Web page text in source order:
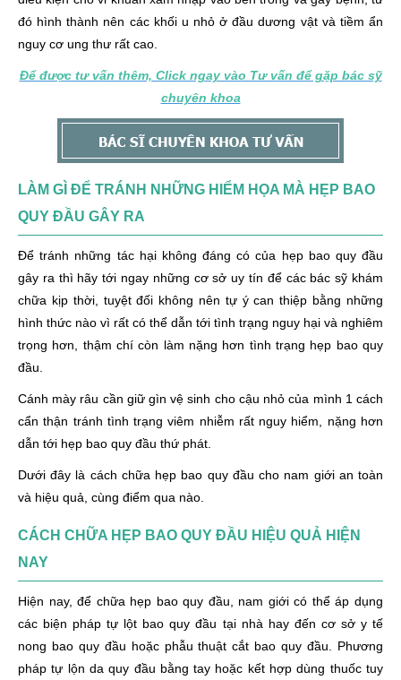
đó hình thành nên các khối u nhỏ ở đầu dương vật và tiềm ẩn
nguy cơ ung thư rất cao.
Để được tư vấn thêm, Click ngay vào Tư vấn để gặp bác sỹ
chuyên khoa
LÀM GÌ ĐỂ TRÁNH NHỮNG HIỂM HỌA MÀ HẸP BAO
QUY ĐẦU GÂY RA
Để tránh những tác hại không đáng có của hẹp bao quy đầu
gây ra thì hãy tới ngay những cơ sở uy tín để các bác sỹ khám
chữa kịp thời, tuyệt đối không nên tự ý can thiệp bằng những
hình thức nào vì rất có thể dẫn tới tình trạng nguy hại và nghiêm
trọng hơn, thậm chí còn làm nặng hơn tình trạng hẹp bao quy
đầu.
Cánh mày râu cần giữ gìn vệ sinh cho cậu nhỏ của mình 1 cách
cẩn thận tránh tình trạng viêm nhiễm rất nguy hiểm, nặng hơn
dẫn tới hẹp bao quy đầu thứ phát.
Dưới đây là cách chữa hẹp bao quy đầu cho nam giới an toàn
và hiệu quả, cùng điểm qua nào.
CÁCH CHỮA HẸP BAO QUY ĐẦU HIỆU QUẢ HIỆN
NAY
Hiện nay, để chữa hẹp bao quy đầu, nam giới có thể áp dụng
các biện pháp tự lột bao quy đầu tại nhà hay đến cơ sở y tế
nong bao quy đầu hoặc phẫu thuật cắt bao quy đầu. Phương
pháp tự lộn da quy đầu bằng tay hoặc kết hợp dùng thuốc tuy